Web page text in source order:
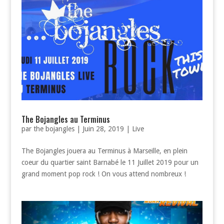
The Bojangles au Terminus
par the bojangles| Juin 28, 2019 Live
The Bojangles jouera au Terminus à Marseille, en plein
coeur du quartier saint Barnabé le 11 Juillet 2019 pour un
grand moment pop rock ! On vous attend nombreux !